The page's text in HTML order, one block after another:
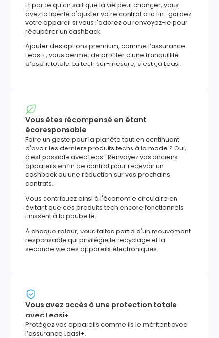
Et parce qu'on sait que la vie peut changer, vous
avez la liberté d'ajuster votre contrat à la fin : gardez
votre appareil si vous l'adorez ou renvoyez-le pour
récupérer un cashback.
Ajouter des options premium, comme l’assurance
Leasi+, vous permet de profiter d'une tranquillité
d’esprit totale. La tech sur-mesure, c'est ça Leasi.
Vous êtes récompensé en étant
écoresponsable
Faire un geste pour la planète tout en continuant
d'avoir les derniers produits techs à la mode ? Oui,
c’est possible avec Leasi. Renvoyez vos anciens
appareils en fin de contrat pour recevoir un
cashback ou une réduction sur vos prochains
contrats.
Vous contribuez ainsi à l'économie circulaire en
évitant que des produits tech encore fonctionnels
finissent à la poubelle.
À chaque retour, vous faites partie d'un mouvement
responsable qui privilégie le recyclage et la
seconde vie des appareils électroniques.
Vous avez accès à une protection totale
avec Leasi+
Protégez vos appareils comme ils le méritent avec
l’assurance Leasi+.